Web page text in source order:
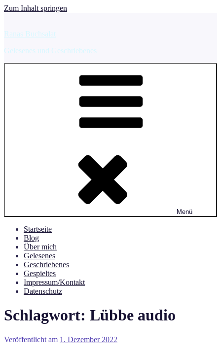
Zum Inhalt springen
Ranas Buchsalat
Gelesenes und Geschriebenes
Menü
Startseite
Blog
Über mich
Gelesenes
Geschriebenes
Gespieltes
Impressum/Kontakt
Datenschutz
Schlagwort: Lübbe audio
Veröffentlicht am 1. Dezember 2022